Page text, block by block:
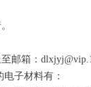
箱：
子材料有：